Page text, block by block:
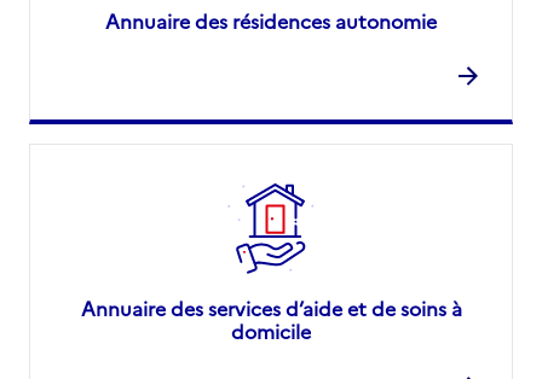
Annuaire des résidences autonomie
Annuaire des services d’aide et de soins à
domicile